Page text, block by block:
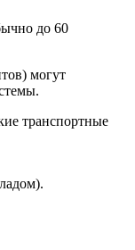
до 60
могут
транспортные